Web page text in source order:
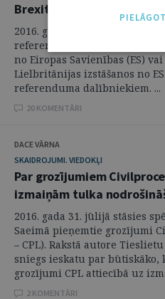
Brexit: pirmie iespaidi un
2016. gada 23. jūnijā
referendums par to, vai
no Eiropas Savienības (ES)
Lielbritānijas izstāšanos no
referenduma dalībniekiem. ...
20 KOMENTĀRI
DACE VĀRNA
SKAIDROJUMI. VIEDOKĻI
Par grozījumiem
izmaiņām tulka
2016. gada 31. jūlijā stāsies
Saeimā pieņemtie grozījumi
– CPL). Rakstā autore
sniegs ieskatu par būtiskāko,
grozījumi CPL attiecībā uz
2 KOMENTĀRI